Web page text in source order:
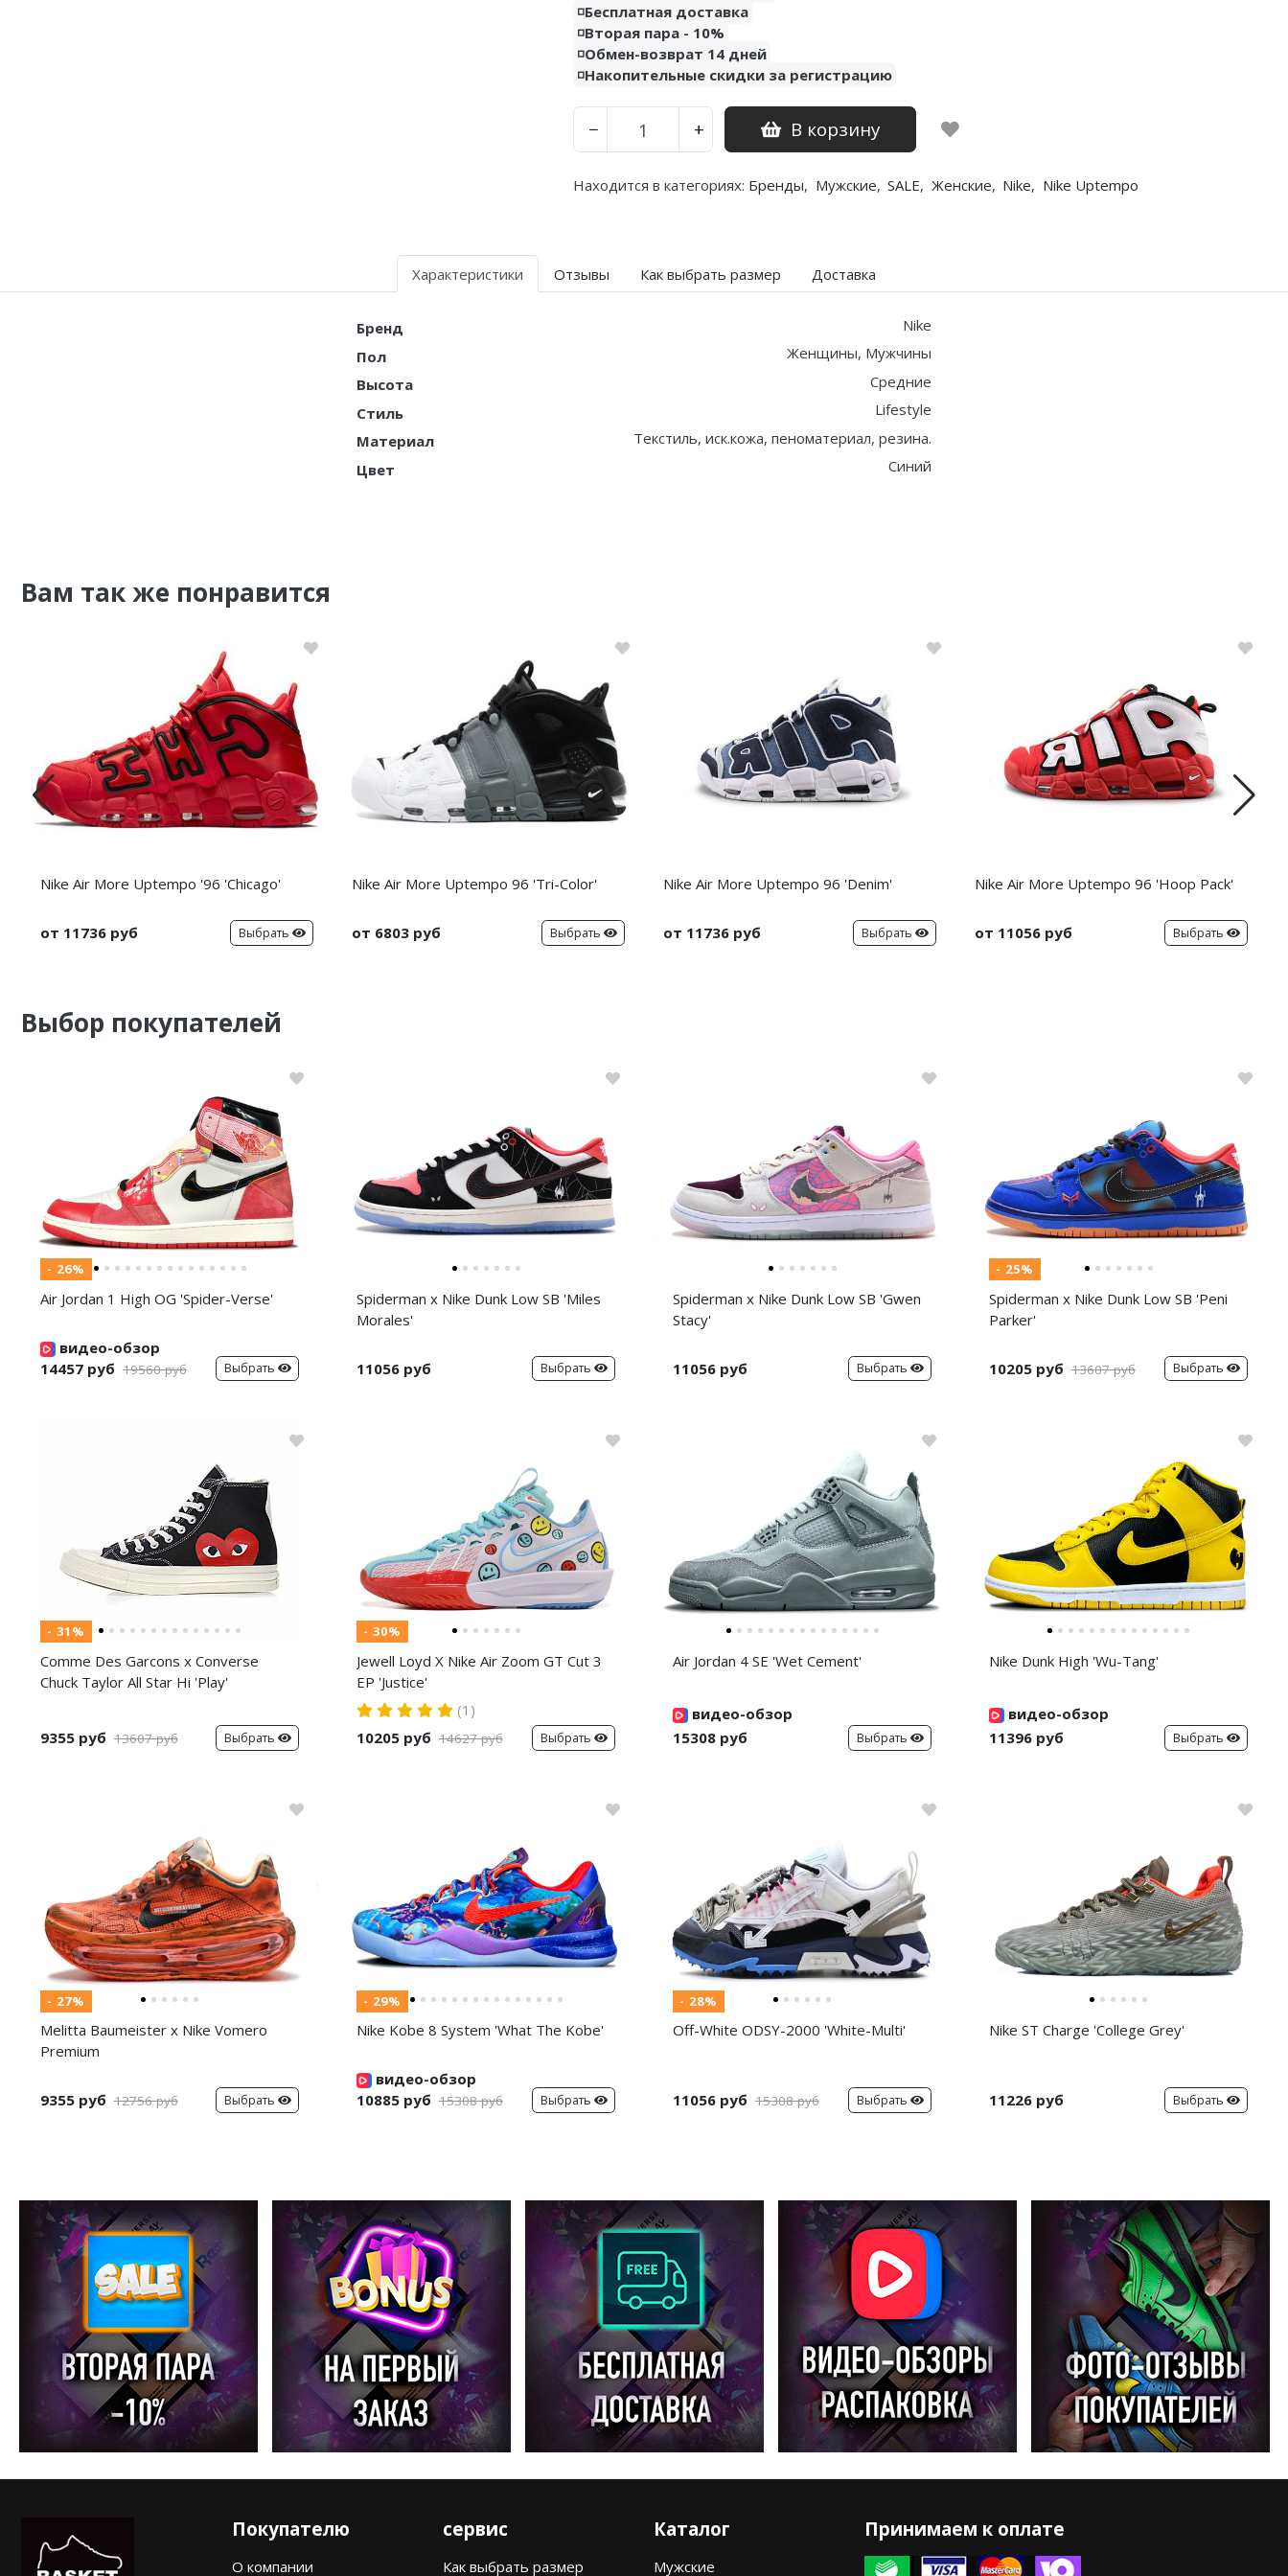
◽️Бесплатная доставка
◽️Вторая пара - 10%
◽️Обмен-возврат 14 дней
◽️Накопительные скидки за регистрацию
− + В корзину
Находится в категориях: Бренды, Мужские, SALE, Женские, Nike, Nike Uptempo
Характеристики Отзывы Как выбрать размер Доставка
Бренд
Nike
Пол
Женщины, Мужчины
Высота
Средние
Стиль
Lifestyle
Материал
Текстиль, иск.кожа, пеноматериал, резина.
Цвет
Синий
Вам так же понравится
Nike Air More Uptempo '96 'Chicago'
от 11736 руб Выбрать
Nike Air More Uptempo 96 'Tri-Color'
от 6803 руб Выбрать
Nike Air More Uptempo 96 'Denim'
от 11736 руб Выбрать
Nike Air More Uptempo 96 'Hoop Pack'
от 11056 руб Выбрать
Выбор покупателей
- 26%
Air Jordan 1 High OG 'Spider-Verse'
видео-обзор
14457 руб 19560 руб Выбрать
Spiderman x Nike Dunk Low SB 'Miles
Morales'
11056 руб Выбрать
Spiderman x Nike Dunk Low SB 'Gwen
Stacy'
11056 руб Выбрать
- 25%
Spiderman x Nike Dunk Low SB 'Peni
Parker'
10205 руб 13607 руб Выбрать
- 31%
Comme Des Garcons x Converse
Chuck Taylor All Star Hi 'Play'
9355 руб 13607 руб Выбрать
- 30%
Jewell Loyd X Nike Air Zoom GT Cut 3
EP 'Justice'
(1)
10205 руб 14627 руб Выбрать
Air Jordan 4 SE 'Wet Cement'
видео-обзор
15308 руб
Выбрать
Nike Dunk High 'Wu-Tang'
видео-обзор
11396 руб
Выбрать
- 27%
Melitta Baumeister x Nike Vomero
Premium
9355 руб 12756 руб Выбрать
- 29%
Nike Kobe 8 System 'What The Kobe'
видео-обзор
10885 руб 15308 руб Выбрать
- 28%
Off-White ODSY-2000 'White-Multi'
11056 руб 15308 руб Выбрать
Nike ST Charge 'College Grey'
11226 руб Выбрать
Покупателю
О компании
сервис
Как выбрать размер
Каталог
Мужские
Принимаем к оплате